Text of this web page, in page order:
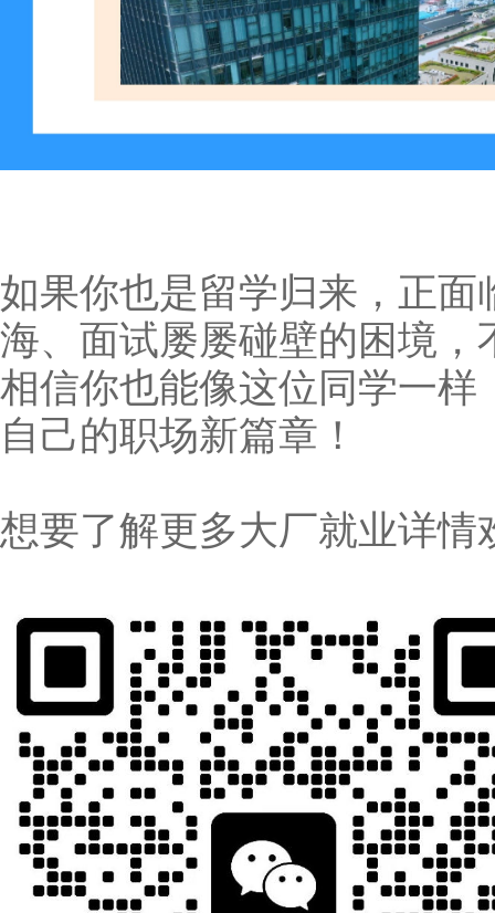
如果你也是留学归来，正
海、面试屡屡碰壁的困境
相信你也能像这位同学一
自己的职场新篇章！
想要了解更多大厂就业详情